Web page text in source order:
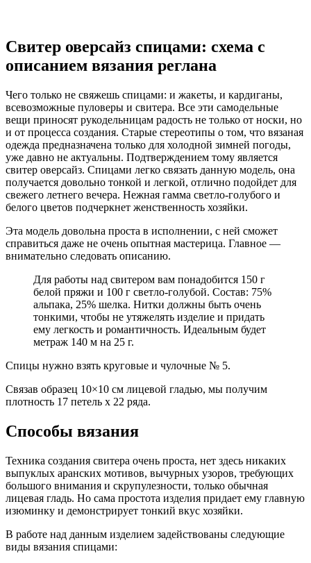
Свитер оверсайз спицами: схема с
описанием вязания реглана
Чего только не свяжешь спицами: и жакеты, и кардиганы,
всевозможные пуловеры и свитера. Все эти самодельные
вещи приносят рукодельницам радость не только от носки, но
и от процесса создания. Старые стереотипы о том, что вязаная
одежда предназначена только для холодной зимней погоды,
уже давно не актуальны. Подтверждением тому является
свитер оверсайз. Спицами легко связать данную модель, она
получается довольно тонкой и легкой, отлично подойдет для
свежего летнего вечера. Нежная гамма светло-голубого и
белого цветов подчеркнет женственность хозяйки.
Эта модель довольна проста в исполнении, с ней сможет
справиться даже не очень опытная мастерица. Главное —
внимательно следовать описанию.
Для работы над свитером вам понадобится 150 г
белой пряжи и 100 г светло-голубой. Состав: 75%
альпака, 25% шелка. Нитки должны быть очень
тонкими, чтобы не утяжелять изделие и придать
ему легкость и романтичность. Идеальным будет
метраж 140 м на 25 г.
Спицы нужно взять круговые и чулочные № 5.
Связав образец 10×10 см лицевой гладью, мы получим
плотность 17 петель х 22 ряда.
Способы вязания
Техника создания свитера очень проста, нет здесь никаких
выпуклых аранских мотивов, вычурных узоров, требующих
большого внимания и скрупулезности, только обычная
лицевая гладь. Но сама простота изделия придает ему главную
изюминку и демонстрирует тонкий вкус хозяйки.
В работе над данным изделием задействованы следующие
виды вязания спицами: